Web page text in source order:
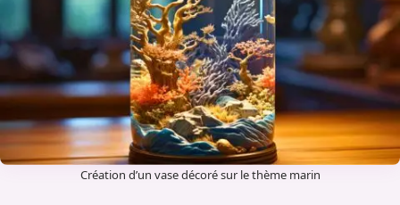
Création d’un vase décoré sur le thème marin